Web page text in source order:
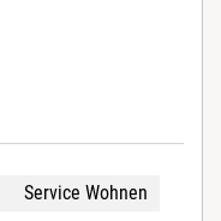
Service Wohnen